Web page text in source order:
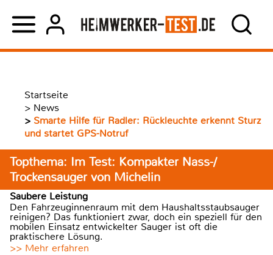
Startseite
> News
> Smarte Hilfe für Radler: Rückleuchte erkennt Sturz
und startet GPS-Notruf
Topthema: Im Test: Kompakter Nass-/
Trockensauger von Michelin
Saubere Leistung
Den Fahrzeuginnenraum mit dem Haushaltsstaubsauger
reinigen? Das funktioniert zwar, doch ein speziell für den
mobilen Einsatz entwickelter Sauger ist oft die
praktischere Lösung.
>> Mehr erfahren